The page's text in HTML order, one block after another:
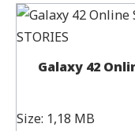
Galaxy 42
Size: 1,18 MB